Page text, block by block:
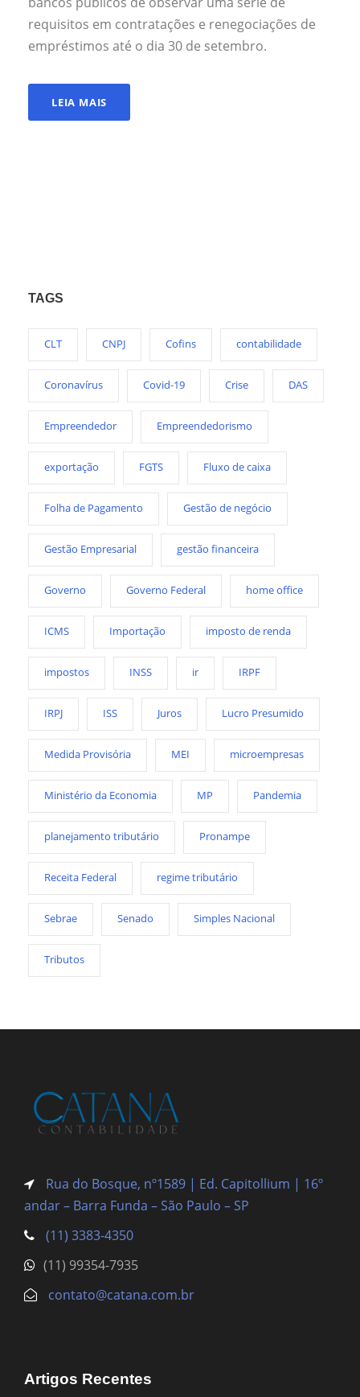
requisitos em contratações e renegociações de
empréstimos até o dia 30 de setembro.
LEIA MAIS
TAGS
CLT CNPJ Cofins contabilidade
Coronavírus Covid-19 Crise DAS
Empreendedor Empreendedorismo
exportação FGTS Fluxo de caixa
Folha de Pagamento Gestão de negócio
Gestão Empresarial gestão financeira
Governo Governo Federal home office
ICMS Importação imposto de renda
impostos INSS ir IRPF
IRPJ ISS Juros Lucro Presumido
Medida Provisória MEI microempresas
Ministério da Economia MP Pandemia
planejamento tributário Pronampe
Receita Federal regime tributário
Sebrae Senado Simples Nacional
Tributos
Rua do Bosque, nº1589 | Ed. Capitollium | 16º
andar – Barra Funda – São Paulo – SP
(11) 3383-4350
(11) 99354-7935
contato@catana.com.br
Artigos Recentes